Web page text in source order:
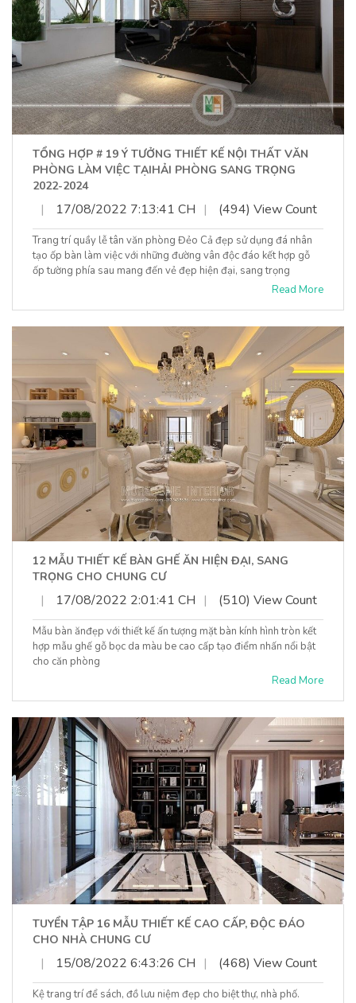
TỔNG HỢP # 19 Ý TƯỞNG THIẾT KẾ NỘI THẤT VĂN
PHÒNG LÀM VIỆC TẠIHẢI PHÒNG SANG TRỌNG
2022-2024
| 17/08/2022 7:13:41 CH | (494) View Count
Trang trí quầy lễ tân văn phòng Đẻo Cả đẹp sử dụng đá nhân
tạo ốp bàn làm việc với những đường vân độc đáo kết hợp gỗ
ốp tường phía sau mang đến vẻ đẹp hiện đại, sang trọng
Read More
12 MẪU THIẾT KẾ BÀN GHẾ ĂN HIỆN ĐẠI, SANG
TRỌNG CHO CHUNG CƯ
| 17/08/2022 2:01:41 CH | (510) View Count
Mẫu bàn ănđẹp với thiết kế ấn tượng mặt bàn kính hình tròn kết
hợp mẫu ghế gỗ bọc da màu be cao cấp tạo điểm nhấn nổi bật
cho căn phòng
Read More
TUYỂN TẬP 16 MẪU THIẾT KẾ CAO CẤP, ĐỘC ĐÁO
CHO NHÀ CHUNG CƯ
| 15/08/2022 6:43:26 CH | (468) View Count
Kệ trang trí để sách, đồ lưu niệm đẹp cho biệt thự, nhà phố.